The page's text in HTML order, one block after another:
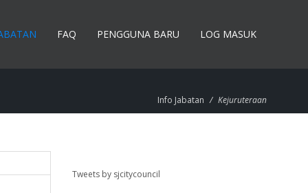
FAQ PENGGUNA BARU LOG MASUK
Info Jabatan / Kejuruteraan
Tweets by sjcitycouncil